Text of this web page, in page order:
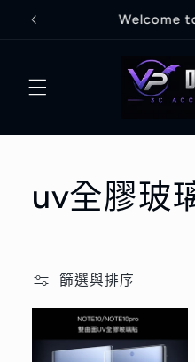
跳至內
容
Welcome
商
系
列
uv全膠玻
篩選與排序